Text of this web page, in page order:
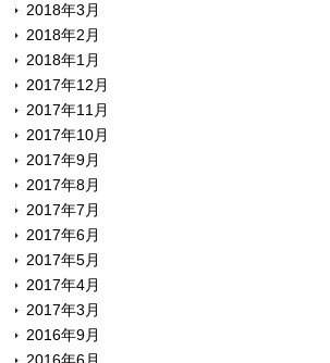
2018年3月
2018年2月
2018年1月
2017年12月
2017年11月
2017年10月
2017年9月
2017年8月
2017年7月
2017年6月
2017年5月
2017年4月
2017年3月
2016年9月